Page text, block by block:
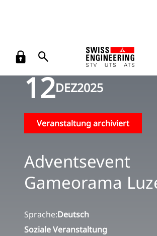
Zurück Veranstaltungen Adventsevent
12DEZ2025
Veranstaltung archiviert
Adventsevent
Gameorama
Sprache:Deutsch
Soziale Veranstaltung